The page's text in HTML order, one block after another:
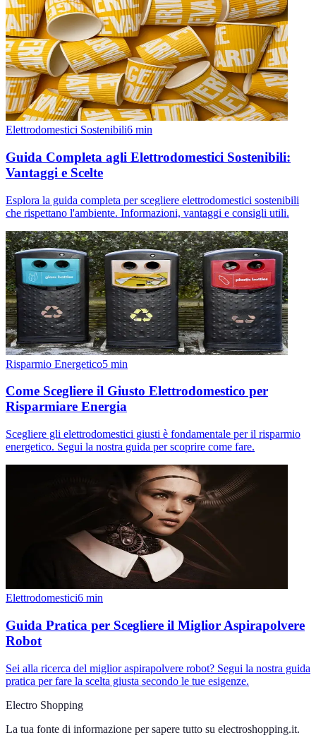
Elettrodomestici Sostenibili6 min
Guida Completa agli Elettrodomestici Sostenibili:
Vantaggi e Scelte
Esplora la guida completa per scegliere elettrodomestici sostenibili
che rispettano l'ambiente. Informazioni, vantaggi e consigli utili.
Risparmio Energetico5 min
Come Scegliere il Giusto Elettrodomestico per
Risparmiare Energia
Scegliere gli elettrodomestici giusti è fondamentale per il risparmio
energetico. Segui la nostra guida per scoprire come fare.
Elettrodomestici6 min
Guida Pratica per Scegliere il Miglior Aspirapolvere
Robot
Sei alla ricerca del miglior aspirapolvere robot? Segui la nostra guida
pratica per fare la scelta giusta secondo le tue esigenze.
Electro Shopping
La tua fonte di informazione per sapere tutto su electroshopping.it.